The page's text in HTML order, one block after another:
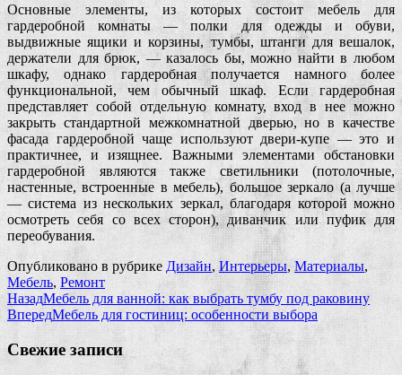
Основные элементы, из которых состоит мебель для
гардеробной комнаты — полки для одежды и обуви,
выдвижные ящики и корзины, тумбы, штанги для вешалок,
держатели для брюк, — казалось бы, можно найти в любом
шкафу, однако гардеробная получается намного более
функциональной, чем обычный шкаф. Если гардеробная
представляет собой отдельную комнату, вход в нее можно
закрыть стандартной межкомнатной дверью, но в качестве
фасада гардеробной чаще используют двери-купе — это и
практичнее, и изящнее. Важными элементами обстановки
гардеробной являются также светильники (потолочные,
настенные, встроенные в мебель), большое зеркало (а лучше
— система из нескольких зеркал, благодаря которой можно
осмотреть себя со всех сторон), диванчик или пуфик для
переобувания.
Опубликовано в рубрике Дизайн, Интерьеры,Материалы,
Мебель, Ремонт
НазадМебель для ванной: как выбрать тумбу под раковину
ВпередМебель для гостиниц: особенности выбора
Свежие записи